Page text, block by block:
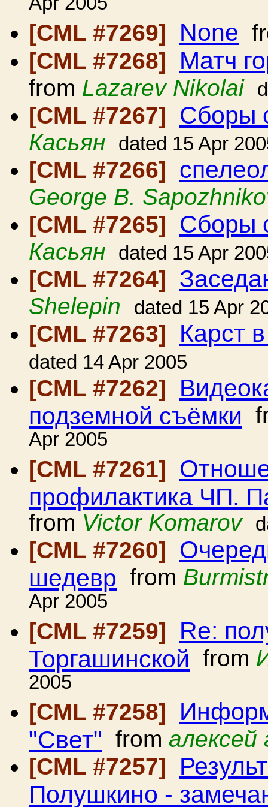
[CML #7269]
None
[CML #7268]
Матч
from Lazarev Nikolai
[CML #7267] Сборы
Касьян dated 15 Apr
[CML #7266]
George B.
[CML #7265]
Сборы
Касьян dated 15 Apr
[CML #7264]
Shelepin dated 15 Apr
[CML #7263] Карст
dated 14 Apr 2005
[CML #7262]
подземной съёмки
Apr 2005
[CML #7261]
профилактика ЧП.
from Victor Komarov
[CML #7260]
шедевр from
Apr 2005
[CML #7259]
Re:
Торгашинской from
2005
[CML #7258]
"Свет" from алексей
[CML #7257]
Полушкино -